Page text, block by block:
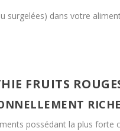
surgelées) dans votre
FRUITS
possédant la plus forte